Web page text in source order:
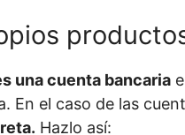
una cuenta bancaria
En el caso de las
Hazlo así: